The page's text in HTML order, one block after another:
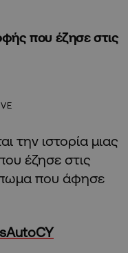
που έζησε στις
την ιστορία μιας
έζησε στις
που άφησε